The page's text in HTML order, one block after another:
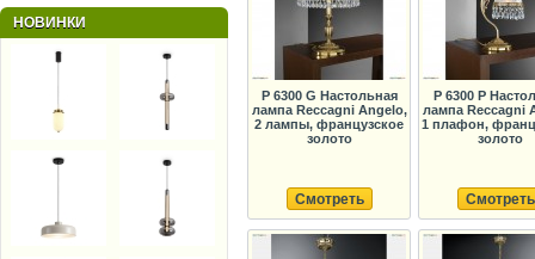
НОВИНКИ
P 6300 G Настольная
лампа Reccagni Angelo,
2 лампы, французское
золото
Смотреть
P 6300 P
лампа Reccagni
1 плафон,
золото
Смотреть